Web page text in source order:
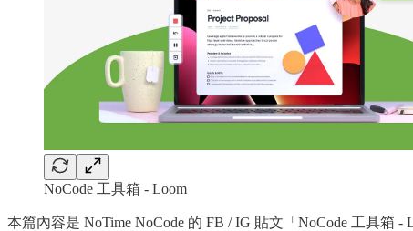
NoCode 工具箱 - Loom
本篇內容是 NoTime NoCode 的 FB / IG 貼文「NoCode 工具箱 -